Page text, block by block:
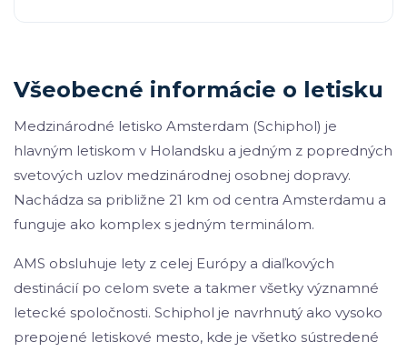
Všeobecné informácie o letisku
Medzinárodné letisko Amsterdam (Schiphol) je
hlavným letiskom v Holandsku a jedným z popredných
svetových uzlov medzinárodnej osobnej dopravy.
Nachádza sa približne 21 km od centra Amsterdamu a
funguje ako komplex s jedným terminálom.
AMS obsluhuje lety z celej Európy a diaľkových
destinácií po celom svete a takmer všetky významné
letecké spoločnosti. Schiphol je navrhnutý ako vysoko
prepojené letiskové mesto, kde je všetko sústredené